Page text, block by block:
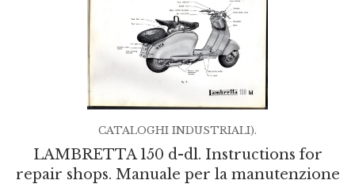
LAMBRETTA 150 d-dl. Instructions for
repair shops. Manuale per la manutenzione
CATALOGHI INDUSTRIALI).